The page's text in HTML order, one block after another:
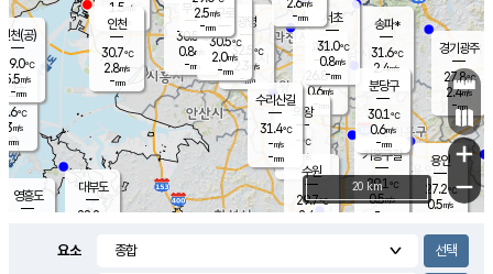
의도
℃
m/s
mm
영흥도
과천
26.8℃
0.6m/s
- mm
용인
27.2℃
0.5m/s
경기광주
27.8℃
2.4m/s
-mm
대부도
28.2
1.5 m/s
-mm
의왕
- ℃
m/s
mm
광명
32.5 ℃
2.3 m/s
-mm
부천
30.5℃
0.8m/s
-mm
구로
30.5℃
2.0m/s
-mm
송파*
31.6℃
2.4m/s
-mm
서초
31.0℃
0.8m/s
-mm
기흥구갈
29.1℃
0.5m/s
-
수리산길
31.4℃
-m/s
-mm
분당구
30.1℃
0.6m/s
-mm
인천(공)
29.0℃
5.5m/s
-mm
2.5m/s
-mm
수원
29.7℃
2.4 m/s
인천
30.7℃
2.8m/s
-mm
m/s
-mm
+
−
20 km
요소